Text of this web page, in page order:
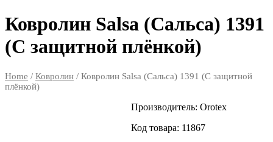
Ковролин Salsa (Сальса) 1391
(C защитной плёнкой)
Home / Ковролин / Ковролин Salsa (Сальса) 1391 (C защитной
плёнкой)
Производитель:Orotex
Код товара: 11867